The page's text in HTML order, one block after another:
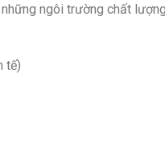
ngôi trường chất lượng
tế)